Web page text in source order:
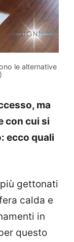
le alternative
ma
con cui si
ecco quali
gettonati
calda e
in
questo